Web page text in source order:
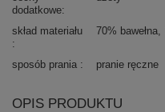
dodatkowe
skład materiału 70% bawełna
sposób prania pranie ręczne
OPIS PRODUKTU